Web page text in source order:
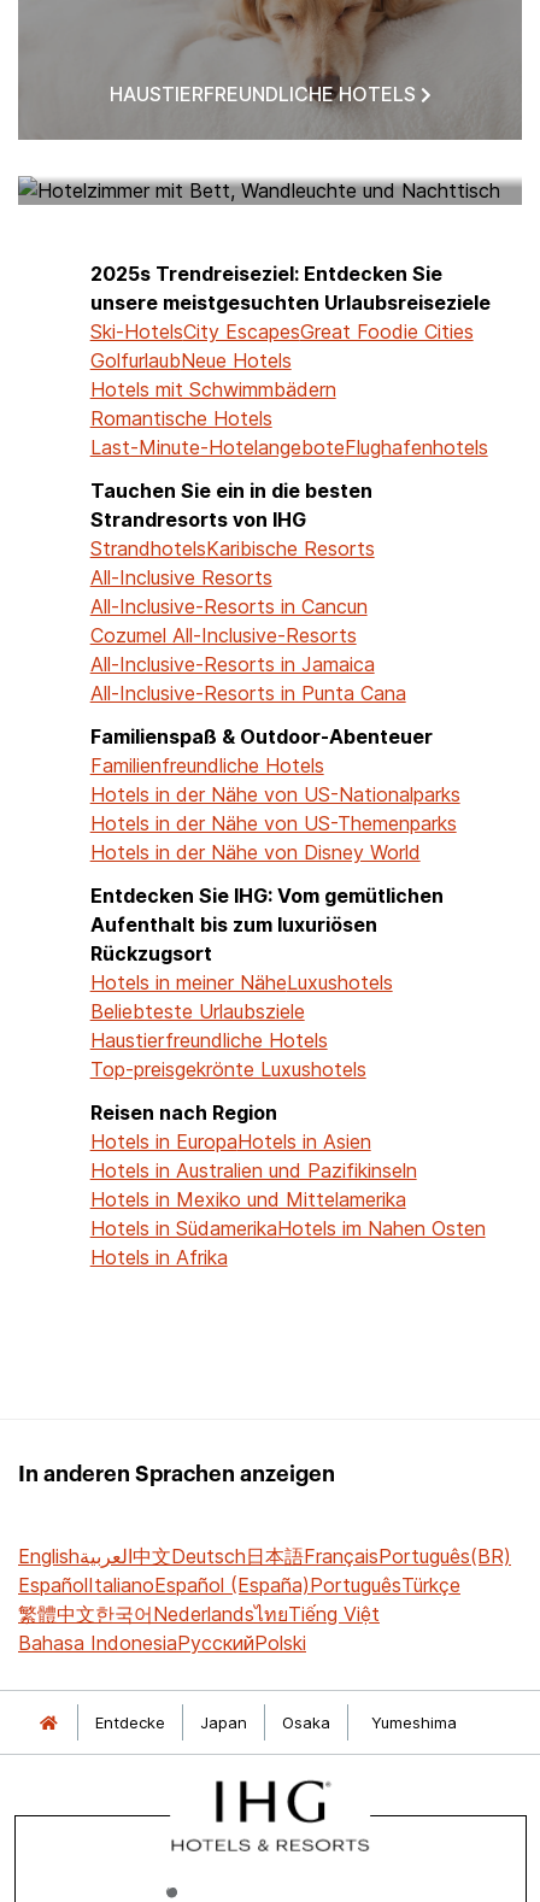
HAUSTIERFREUNDLICHE HOTELS
2025s Trendreiseziel: Entdecken Sie
unsere meistgesuchten Urlaubsreiseziele
Ski-HotelsCity EscapesGreat Foodie Cities
GolfurlaubNeue Hotels
Hotels mit Schwimmbädern
Romantische Hotels
Last-Minute-HotelangeboteFlughafenhotels
Tauchen Sie ein in die besten
Strandresorts von IHG
StrandhotelsKaribische Resorts
All-Inclusive Resorts
All-Inclusive-Resorts in Cancun
Cozumel All-Inclusive-Resorts
All-Inclusive-Resorts in Jamaica
All-Inclusive-Resorts in Punta Cana
Familienspaß & Outdoor-Abenteuer
Familienfreundliche Hotels
Hotels in der Nähe von US-Nationalparks
Hotels in der Nähe von US-Themenparks
Hotels in der Nähe von Disney World
Entdecken Sie IHG: Vom gemütlichen
Aufenthalt bis zum luxuriösen
Rückzugsort
Hotels in meiner NäheLuxushotels
Beliebteste Urlaubsziele
Haustierfreundliche Hotels
Top-preisgekrönte Luxushotels
Reisen nach Region
Hotels in EuropaHotels in Asien
Hotels in Australien und Pazifikinseln
Hotels in Mexiko und Mittelamerika
Hotels in SüdamerikaHotels im Nahen Osten
Hotels in Afrika
In anderen Sprachen anzeigen
Englishالعربية中文Deutsch日本語FrançaisPortuguês(BR)
EspañolItalianoEspañol (España)PortuguêsTürkçe
繁體中文한국어NederlandsไทยTiếng Việt
Bahasa IndonesiaРусскийPolski
Entdecke Japan Osaka Yumeshima